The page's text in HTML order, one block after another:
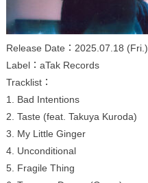
Release Date：2025.07.18 (Fri.)
Label：aTak Records
Tracklist：
1. Bad Intentions
2. Taste (feat. Takuya Kuroda)
3. My Little Ginger
4. Unconditional
5. Fragile Thing